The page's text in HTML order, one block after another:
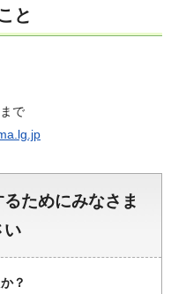
と
で
ためにみなさま
い
？